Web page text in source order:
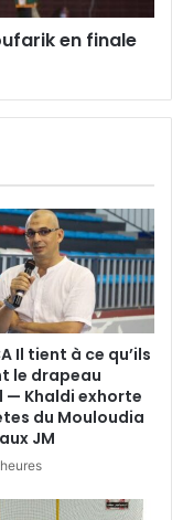
en finale
Il tient à ce qu’ils
le drapeau
— Khaldi exhorte
du Mouloudia
JM